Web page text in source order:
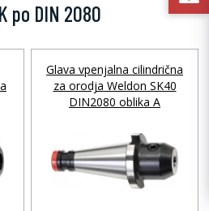
po DIN 2080
Glava vpenjalna cilindrična
za orodja Weldon SK40
DIN2080 oblika A